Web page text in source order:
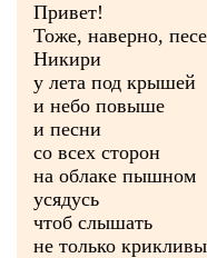
Привет!
Тоже, наверно,
Никири
у лета под крышей
и небо повыше
и песни
со всех сторон
на облаке пышном
усядусь
чтоб слышать
не только